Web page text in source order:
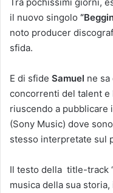
il nuovo singolo
noto producer
sfida.
E di sfide Samuel ne sa
concorrenti del talent e
riuscendo a pubblicare
(Sony Music) dove
stesso interpretate sul
Il testo della title-track
musica della sua